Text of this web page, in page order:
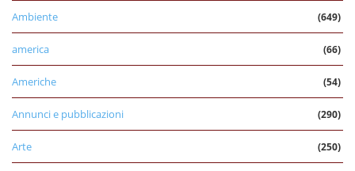
Ambiente (649)
america (66)
Americhe (54)
Annunci e pubblicazioni (290)
Arte (250)